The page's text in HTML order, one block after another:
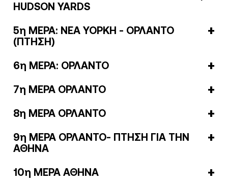
HUDSON YARDS
5η ΜΕΡΑ: ΝΕΑ ΥΟΡΚΗ - ΟΡΛΑΝΤΟ
(ΠΤΗΣΗ)
6η ΜΕΡΑ: ΟΡΛΑΝΤΟ
7η ΜΕΡΑ ΟΡΛΑΝΤΟ
8η ΜΕΡΑ ΟΡΛΑΝΤΟ
9η ΜΕΡΑ ΟΡΛΑΝΤΟ- ΠΤΗΣΗ ΓΙΑ ΤΗΝ
ΑΘΗΝΑ
10η ΜΕΡΑ ΑΘΗΝΑ